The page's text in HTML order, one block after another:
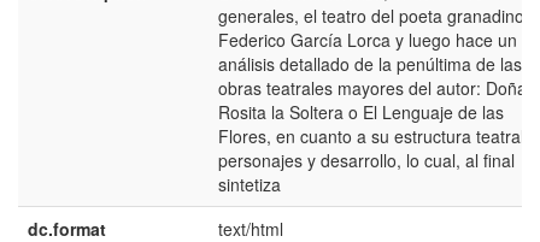
generales, el teatro del poeta granadino
Federico García Lorca y luego hace un
análisis detallado de la penúltima de las
obras teatrales mayores del autor: Doña
Rosita la Soltera o El Lenguaje de las
Flores, en cuanto a su estructura teatral,
personajes y desarrollo, lo cual, al final
sintetiza
dc.format
text/html